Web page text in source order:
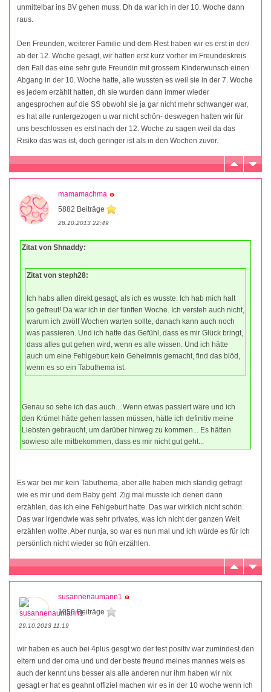
unmittelbar ins BV gehen muss. Dh da war ich in der 10. Woche dann
raus.
Den Freunden, weiterer Familie und dem Rest haben wir es erst in der/
ab der 12. Woche gesagt, wir hatten erst kurz vorher im Freundeskreis
den Fall das eine sehr gute Freundin mit grossem Kinderwunsch einen
Abgang in der 10. Woche hatte, alle wussten es weil sie in der 7. Woche
es jedem erzählt hatten, dh sie wurden dann immer wieder
angesprochen auf die SS obwohl sie ja gar nicht mehr schwanger war,
es hat alle runtergezogen u war nicht schön- deswegen hatten wir für
uns beschlossen es erst nach der 12. Woche zu sagen weil da das
Risiko das was ist, doch geringer ist als in den Wochen zuvor.
mamamachma
5882 Beiträge
28.10.2013 22:49
Zitat von Shnaddy:
Zitat von steph28:
Ich habs allen direkt gesagt, als ich es wusste. Ich hab mich halt
so gefreut! Da war ich in der fünften Woche. Ich versteh auch nicht,
warum ich zwölf Wochen warten sollte, danach kann auch noch
was passieren. Und ich hatte das Gefühl, dass es mir Glück bringt,
dass alles gut gehen wird, wenn es alle wissen. Und ich hätte
auch um eine Fehlgeburt kein Geheimnis gemacht, find das blöd,
wenn es so ein Tabuthema ist.
Genau so sehe ich das auch... Wenn etwas passiert wäre und ich
den Krümel hätte gehen lassen müssen, hätte ich definitiv meine
Liebsten gebraucht, um darüber hinweg zu kommen... Es hätten
sowieso alle mitbekommen, dass es mir nicht gut geht...
Es war bei mir kein Tabuthema, aber alle haben mich ständig gefragt
wie es mir und dem Baby geht. Zig mal musste ich denen dann
erzählen, das ich eine Fehlgeburt hatte. Das war wirklich nicht schön.
Das war irgendwie was sehr privates, was ich nicht der ganzen Welt
erzählen wollte. Aber nunja, so war es nun mal und ich würde es für ich
persönlich nicht wieder so früh erzählen.
susannenaumann1
1050 Beiträge
29.10.2013 11:19
wir haben es auch bei 4plus gesgt wo der test positiv war zumindest den
eltern und der oma und und der beste freund meines mannes weis es
auch der kennt uns besser als alle anderen nur ihm haben wir nix
gesagt er hat es geahnt offiziel machen wir es in der 10 woche wenn ich